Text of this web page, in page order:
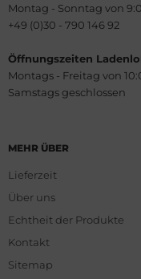
Montag - Sonntag von
+49 (0)30 - 790 146 92
Öffnungszeiten
Montags - Freitag von
Samstags geschlossen
MEHR ÜBER
Lieferzeit
Über uns
Echtheit der Produkte
Kontakt
Sitemap